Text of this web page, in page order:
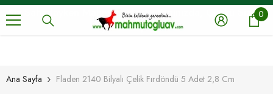
İÇERIĞE GEÇ
Siz Sahadayken Mahmutoğlu Av Yanınızda, Çünkü Siz En
İyisine Layıksınız.
00
Ana Sayfa Fladen 2140 Bilyalı Çelik Fırdöndü 5 Adet 2,8 Cm